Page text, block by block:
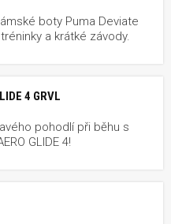
boty Puma Deviate
a krátké závody.
4 GRVL
pohodlí při běhu s
GLIDE 4!